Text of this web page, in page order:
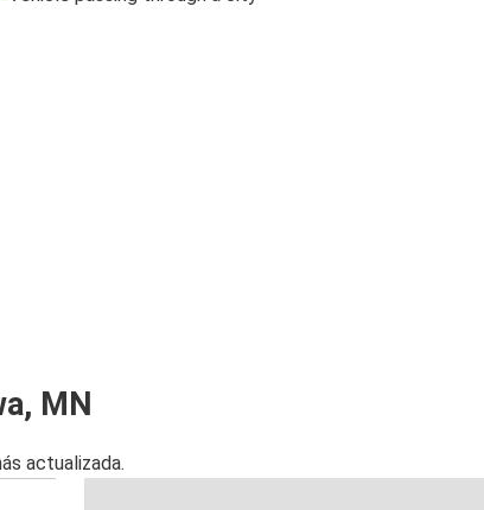
MN
actualizada.